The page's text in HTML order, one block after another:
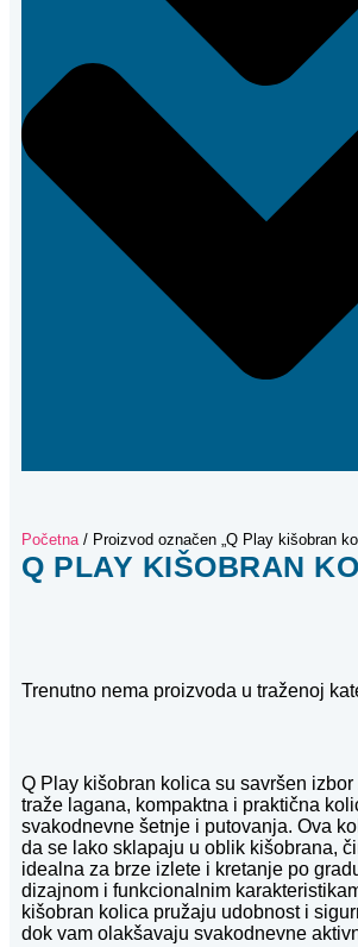
Početna/ Proizvod označen „Q Play kišobran
Q PLAY KIŠOBRAN
Trenutno nema proizvoda u traženoj
Q Play kišobran kolica su savršen
traže lagana, kompaktna i praktična
svakodnevne šetnje i putovanja. Ova
da se lako sklapaju u oblik kišobrana,
idealna za brze izlete i kretanje po
dizajnom i funkcionalnim
kišobran kolica pružaju udobnost i
dok vam olakšavaju svakodnevne